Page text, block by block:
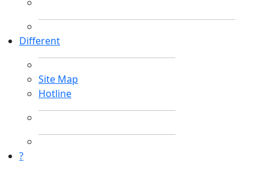
Different
Site Map
Hotline
?